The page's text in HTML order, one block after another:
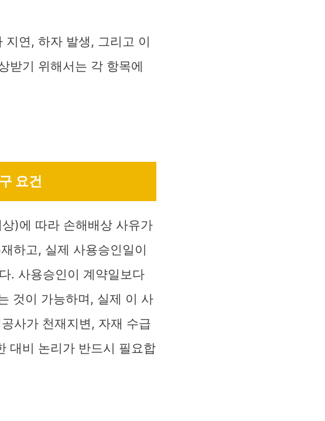
연, 하자 발생, 그리고 이
받기 위해서는 각 항목에
요건
)에 따라 손해배상 사유가
하고, 실제 사용승인일이
. 사용승인이 계약일보다
것이 가능하며, 실제 이 사
사가 천재지변, 자재 수급
대비 논리가 반드시 필요합